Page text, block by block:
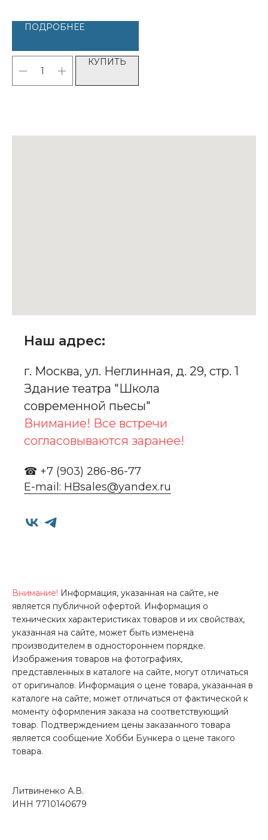
ПОДРОБНЕЕ
КУПИТЬ
Наш адрес:
г. Москва, ул. Неглинная, д. 29, стр. 1
Здание театра "Школа
современной пьесы"
Внимание! Все встречи
согласовываются заранее!
☎ +7 (903) 286-86-77
E-mail: HBsales@yandex.ru
Внимание! Информация, указанная на сайте, не
является публичной офертой. Информация о
технических характеристиках товаров и их свойствах,
указанная на сайте, может быть изменена
производителем в одностороннем порядке.
Изображения товаров на фотографиях,
представленных в каталоге на сайте, могут отличаться
от оригиналов. Информация о цене товара, указанная в
каталоге на сайте, может отличаться от фактической к
моменту оформления заказа на соответствующий
товар. Подтверждением цены заказанного товара
является сообщение Хобби Бункера о цене такого
товара.
Литвиненко А.В.
ИНН 7710140679